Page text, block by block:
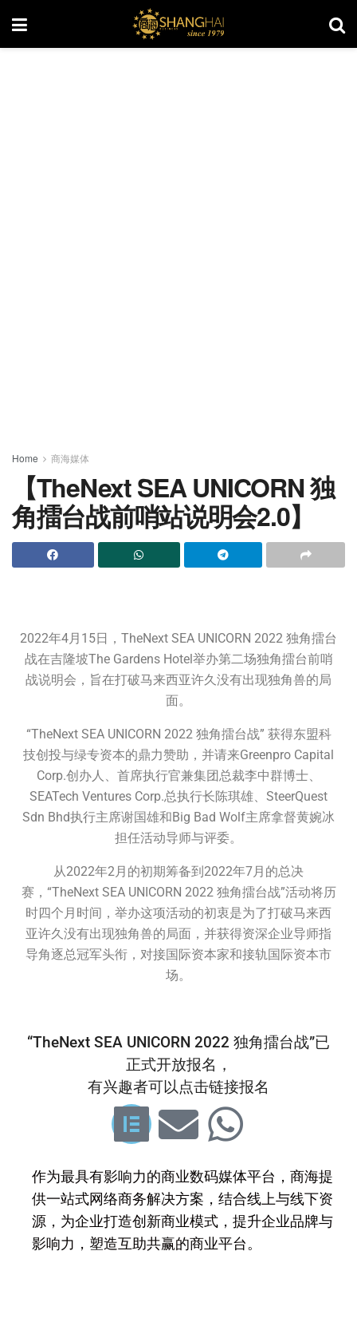
Home 商海媒体
【TheNext SEA UNICORN 独
角擂台战前哨站说明会2.0】
2022年4月15日，TheNext SEA UNICORN 2022 独角擂台
战在吉隆坡The Gardens Hotel举办第二场独角擂台前哨
战说明会，旨在打破马来西亚许久没有出现独角兽的局
面。
“TheNext SEA UNICORN 2022 独角擂台战” 获得东盟科
技创投与绿专资本的鼎力赞助，并请来Greenpro Capital
Corp.创办人、首席执行官兼集团总裁李中群博士、
SEATech Ventures Corp.总执行长陈琪雄、SteerQuest
Sdn Bhd执行主席谢国雄和Big Bad Wolf主席拿督黄婉冰
担任活动导师与评委。
从2022年2月的初期筹备到2022年7月的总决
赛，“TheNext SEA UNICORN 2022 独角擂台战”活动将历
时四个月时间，举办这项活动的初衷是为了打破马来西
亚许久没有出现独角兽的局面，并获得资深企业导师指
导角逐总冠军头衔，对接国际资本家和接轨国际资本市
场。
“TheNext SEA UNICORN 2022 独角擂台战”已
正式开放报名，
有兴趣者可以点击链接报名
作为最具有影响力的商业数码媒体平台，商海提
供一站式网络商务解决方案，结合线上与线下资
源，为企业打造创新商业模式，提升企业品牌与
影响力，塑造互助共赢的商业平台。